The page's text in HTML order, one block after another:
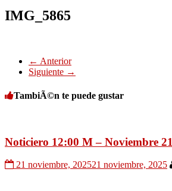
IMG_5865
← Anterior
Siguiente →
TambiÃ©n te puede gustar
Noticiero 12:00 M – Noviembre 21
21 noviembre, 202521 noviembre, 2025